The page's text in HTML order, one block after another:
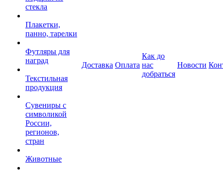
стекла
Плакетки,
панно, тарелки
Футляры для
наград
Текстильная
продукция
Сувениры с
символикой
России,
регионов,
стран
Животные
Доставка Оплата
Как до
нас
добраться
Новости